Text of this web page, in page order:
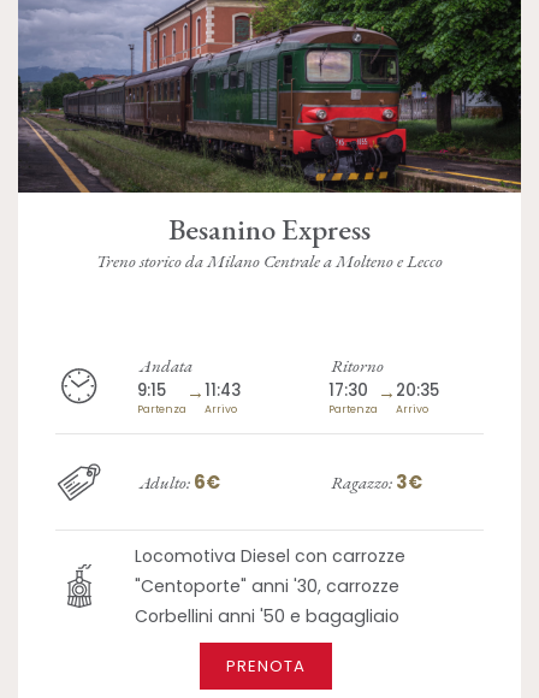
Besanino Express
Treno storico da Milano Centrale a Molteno e Lecco
Andata
9:15
Partenza
→11:43
Arrivo
Ritorno
17:30
Partenza
→ 20:35
Arrivo
Adulto: 6€ Ragazzo: 3€
Locomotiva Diesel con carrozze
"Centoporte" anni '30, carrozze
Corbellini anni '50 e bagagliaio
PRENOTA